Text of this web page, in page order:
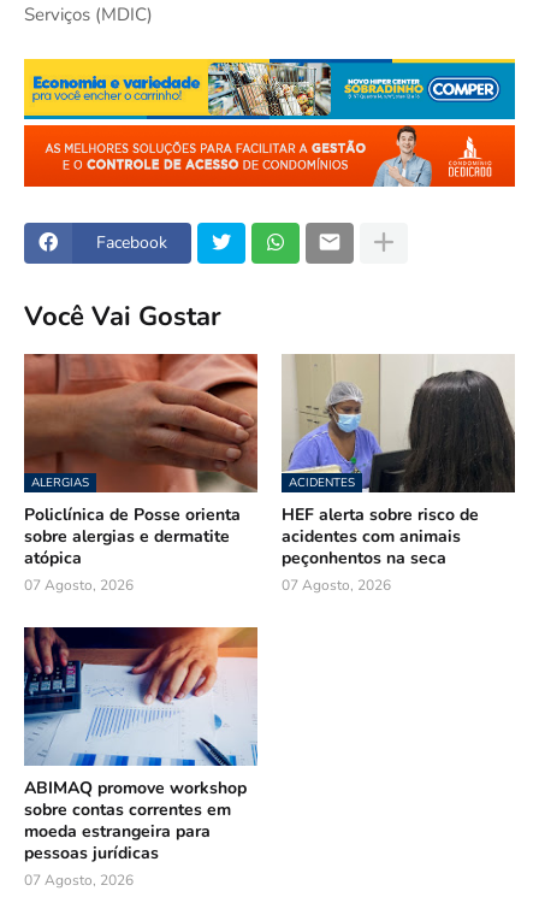
Serviços (MDIC)
Facebook
Você Vai Gostar
ALERGIAS
Policlínica de Posse orienta
sobre alergias e dermatite
atópica
07 Agosto, 2026
ACIDENTES
HEF alerta sobre risco de
acidentes com animais
peçonhentos na seca
07 Agosto, 2026
ABIMAQ promove workshop
sobre contas correntes em
moeda estrangeira para
pessoas jurídicas
07 Agosto, 2026